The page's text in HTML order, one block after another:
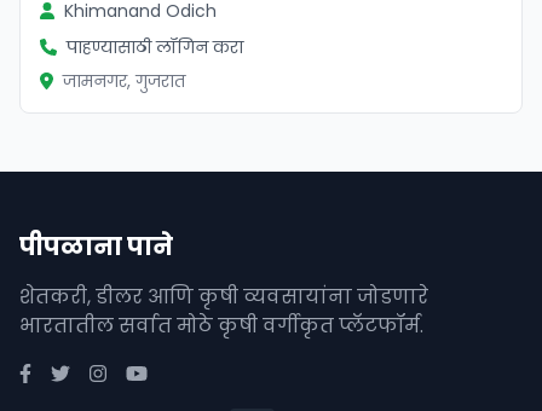
Khimanand Odich
पाहण्यासाठी लॉगिन करा
जामनगर, गुजरात
पीपळाना पाने
शेतकरी, डीलर आणि कृषी व्यवसायांना जोडणारे
भारतातील सर्वात मोठे कृषी वर्गीकृत प्लॅटफॉर्म.